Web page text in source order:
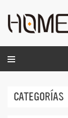
CATEGORÍAS